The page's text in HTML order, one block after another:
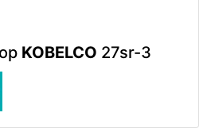
KOBELCO 27sr-3